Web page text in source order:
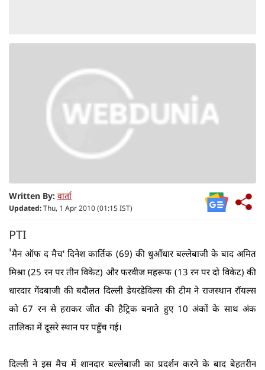
Written By: वार्ता
Updated:Thu, 1 Apr 2010 (01:15 IST)
PTI
'मैन ऑफ द मैच' दिनेश कार्तिक (69) की धुआँधार बल्लेबाजी के बाद अमित
मिश्रा (25 रन पर तीन विकेट) और फरवीज महरूफ (13 रन पर दो विकेट) की
धारदार गेंदबाजी की बदौलत दिल्ली डेयरडेविल्स की टीम ने राजस्थान रॉयल्स
को 67 रन से हराकर जीत की हैट्रिक बनाते हुए 10 अंकों के साथ अंक
तालिका में दूसरे स्थान पर पहुँच गई।
दिल्ली ने इस मैच में शानदार बल्लेबाजी का प्रदर्शन करने के बाद बेहतरीन